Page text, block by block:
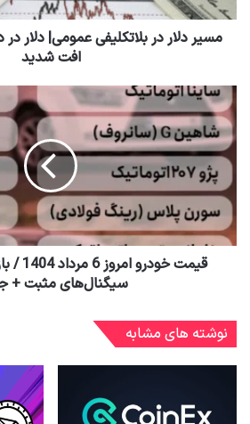
مسیر دلار در بلاتکلیفی عمومی| دلار
افت شدید
قیمت
سیگنال‌های مثبت +
نوشته های مشابه